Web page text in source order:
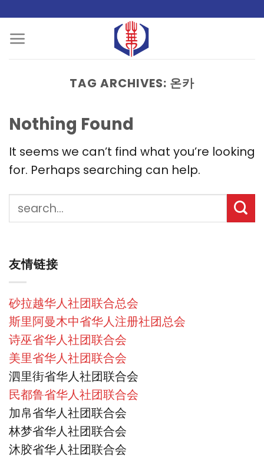
content
TAG ARCHIVES: 온카
Nothing Found
It seems we can’t find what you’re looking
for. Perhaps searching can help.
友情链接
砂拉越华人社团联合总会
斯里阿曼木中省华人注册社团总会
诗巫省华人社团联合会
美里省华人社团联合会
泗里街省华人社团联合会
民都鲁省华人社团联合会
加帛省华人社团联合会
林梦省华人社团联合会
沐胶省华人社团联合会